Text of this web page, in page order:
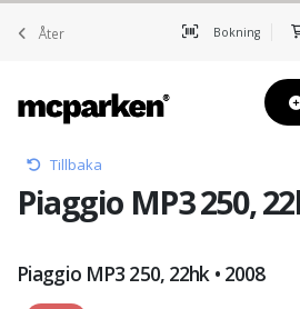
Åter Bokning
Tillbaka
Piaggio MP3 250,
Piaggio MP3 250, 22hk • 2008